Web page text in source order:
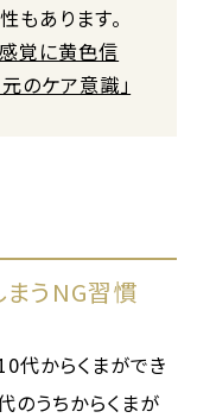
もあります。
覚に黄色信
のケア意識」
まうNG習慣
代からくまができ
のうちからくまが